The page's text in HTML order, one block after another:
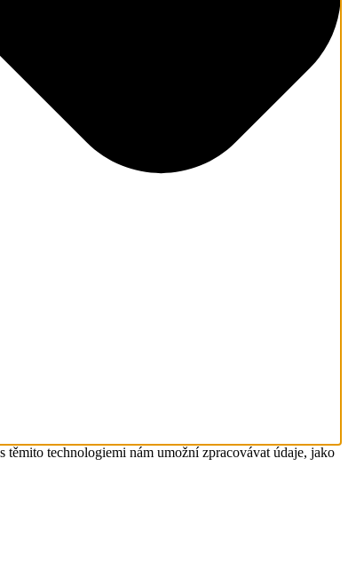
technologiemi nám umožní zpracovávat údaje, jako